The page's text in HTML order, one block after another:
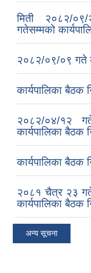
मिती २०८२/
गतेसम्मको
२०८२/०९/०९ गते
कार्यपालिका
२०८२/०४/१२
कार्यपालिका बैठक
कार्यपालिका बैठक
२०८१ चैत्र २३
कार्यपालिका बैठक
अन्य सूचना